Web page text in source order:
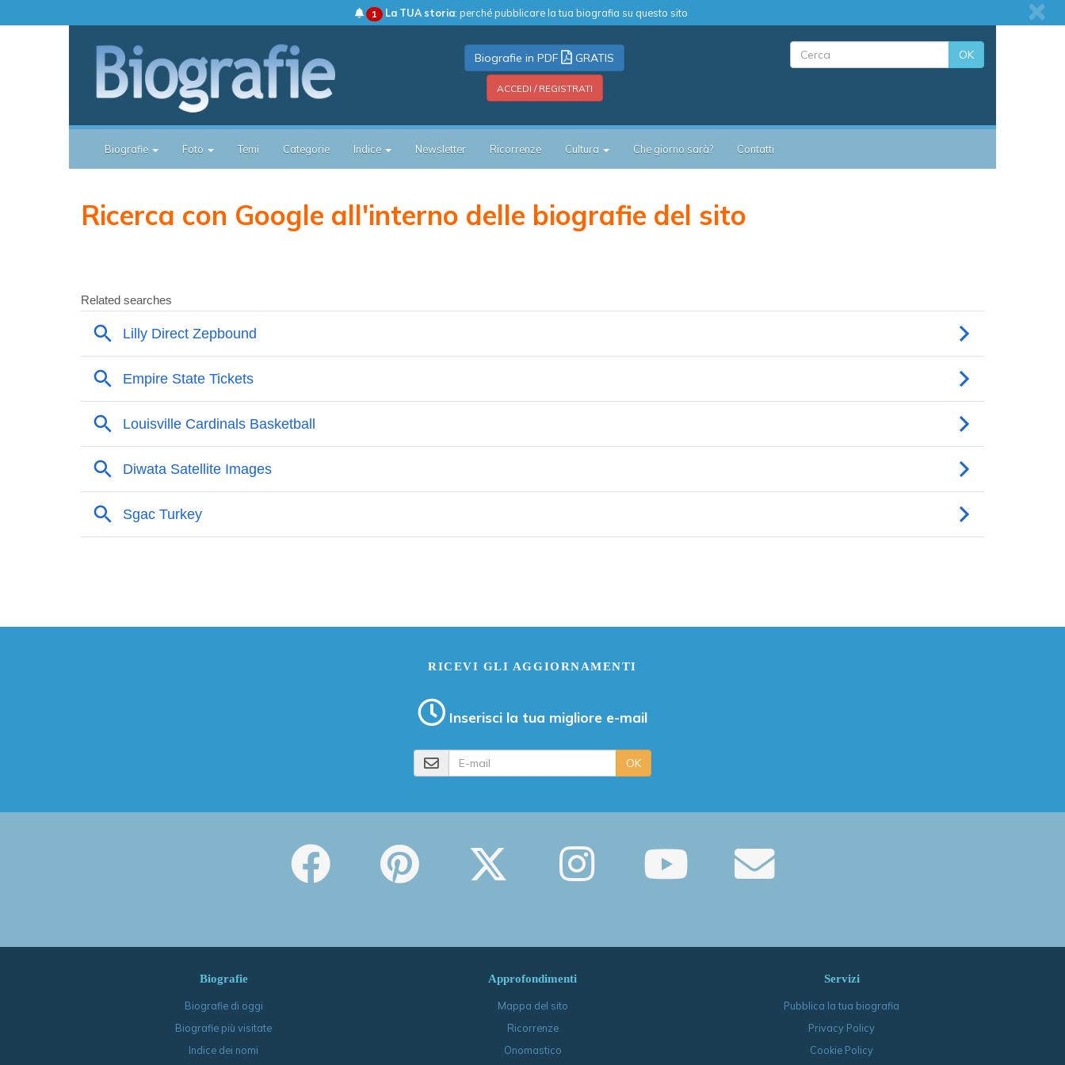
1 La TUA storia: perché pubblicare la tua biografia su questo sito
Biografie in PDF GRATIS
ACCEDI / REGISTRATI
OK
Biografie Foto Temi Categorie Indice Newsletter Ricorrenze Cultura Che giorno sarà? Contatti
Ricerca con Google all'interno delle biografie del sito
RICEVI GLI AGGIORNAMENTI
Inserisci la tua migliore e-mail
OK
Biografie
Biografie di oggi
Biografie più visitate
Indice dei nomi
Approfondimenti
Mappa del sito
Ricorrenze
Onomastico
Servizi
Pubblica la tua biografia
Privacy Policy
Cookie Policy